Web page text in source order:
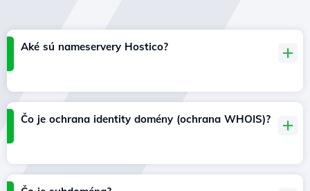
Aké sú nameservery Hostico?
Čo je ochrana identity domény (ochrana WHOIS)?